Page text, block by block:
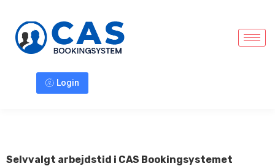
Login
Selvvalgt arbejdstid i CAS Bookingsystemet